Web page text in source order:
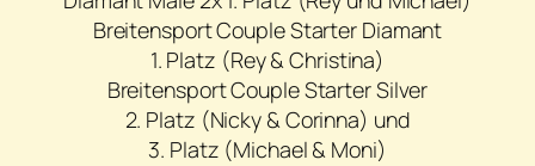
Breitensport Couple Starter Diamant
1. Platz (Rey & Christina)
Breitensport Couple Starter Silver
2. Platz (Nicky & Corinna) und
3. Platz (Michael & Moni)